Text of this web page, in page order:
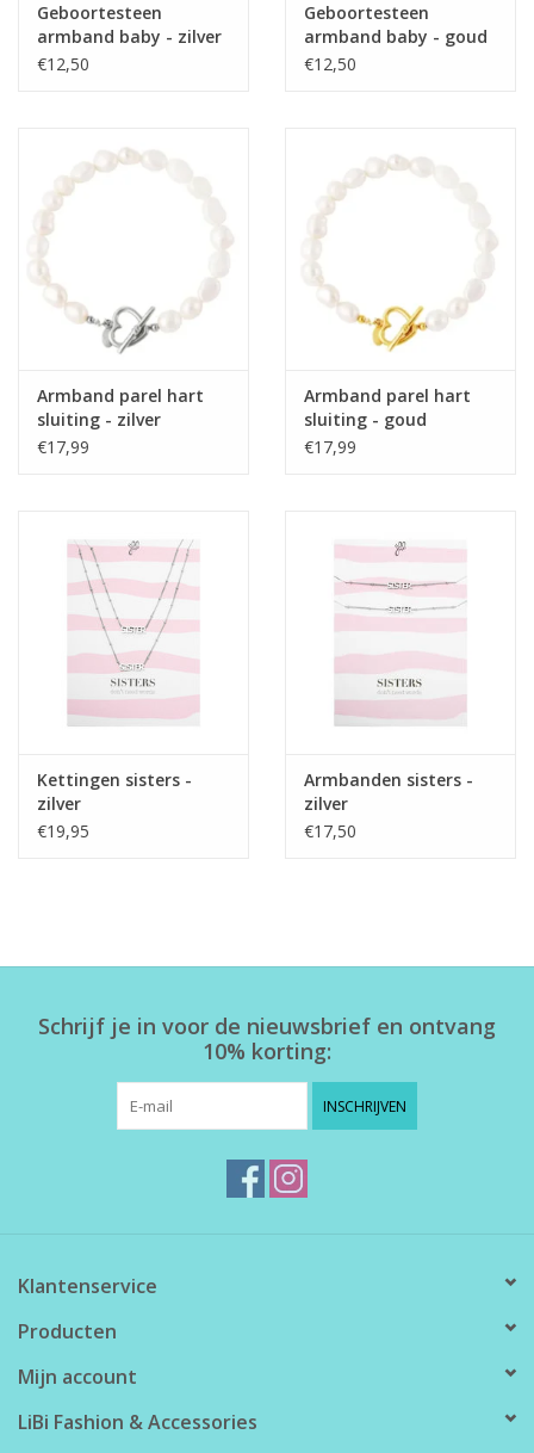
Geboortesteen
armband baby - zilver
€12,50
Geboortesteen
armband baby - goud
€12,50
Armband parel hart
sluiting - zilver
€17,99
Armband parel hart
sluiting - goud
€17,99
Kettingen sisters -
zilver
€19,95
Armbanden sisters -
zilver
€17,50
Schrijf je in voor de nieuwsbrief en ontvang
10% korting:
INSCHRIJVEN
Klantenservice
Producten
Mijn account
LiBi Fashion & Accessories